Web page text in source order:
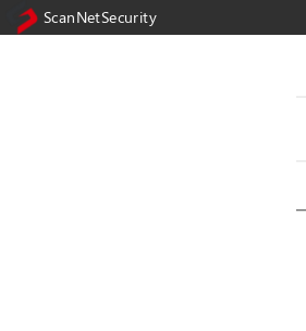
ScanNetSecurity